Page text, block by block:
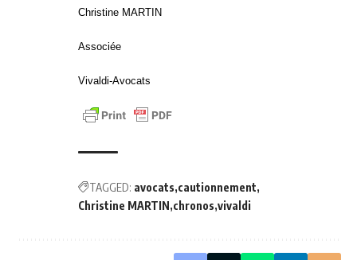
Christine MARTIN
Associée
Vivaldi-Avocats
TAGGED: avocats cautionnement
Christine MARTIN chronos vivaldi